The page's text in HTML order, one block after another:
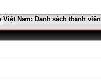
Nam: Danh sách thành viên